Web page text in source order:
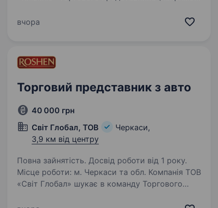
авто, оплачуємо амортизацію. Напрямки
вчора
Торговий представник з авто
40 000 грн
Світ Глобал, ТОВ
Черкаси,
3,9 км від центру
Повна зайнятість. Досвід роботи від 1 року.
Місце роботи: м. Черкаси та обл. Компанія ТОВ
«Світ Глобал» шукає в команду Торгового